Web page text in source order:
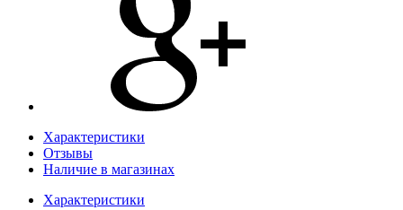
Характеристики
Отзывы
Наличие в магазинах
Характеристики